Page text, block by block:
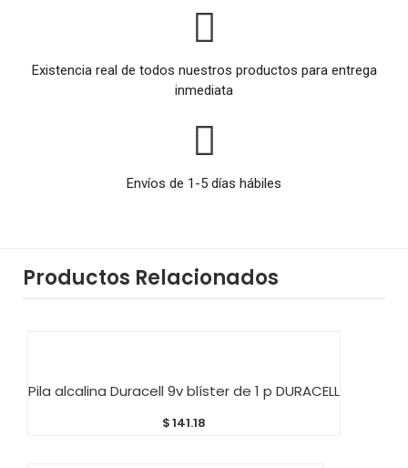
Existencia real de todos nuestros productos para entrega
inmediata
Envíos de 1-5 días hábiles
Productos Relacionados
Pila alcalina Duracell 9v blíster de 1 p DURACELL
$141.18